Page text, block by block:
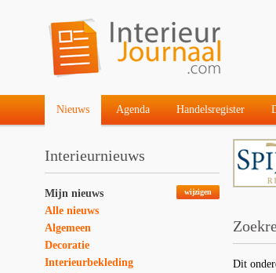
Nieuws Agenda Handelsregister
Interieurnieuws
wijzigen
Mijn nieuws
Alle nieuws
Algemeen
Decoratie
Interieurbekleding
Dit